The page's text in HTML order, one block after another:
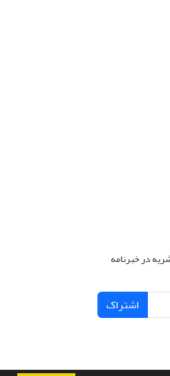
در خبرنامه
اشتراک